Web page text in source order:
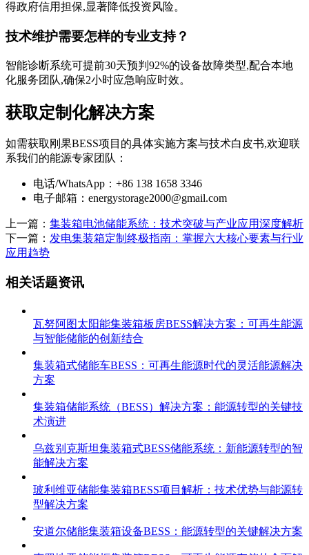
得政府信用担保,显著降低投资风险。
技术维护需要怎样的专业支持？
智能诊断系统可提前30天预判92%的设备故障类型,配合本地
化服务团队,确保2小时应急响应时效。
获取定制化解决方案
如需获取刚果BESS项目的具体实施方案与技术白皮书,欢迎联
系我们的能源专家团队：
电话/WhatsApp：+86 138 1658 3346
电子邮箱： energystorage2000@gmail.com
上一篇： 集装箱电池储能系统：技术突破与产业应用深度解析
下一篇： 发电集装箱定制终极指南：掌握六大核心要素与行业
应用趋势
相关话题资讯
瓦努阿图太阳能集装箱板房BESS解决方案：可再生能源
与智能储能的创新结合
集装箱式储能车BESS：可再生能源时代的灵活能源解决
方案
集装箱储能系统（BESS）解决方案：能源转型的关键技
术演进
乌兹别克斯坦集装箱式BESS储能系统：新能源转型的智
能解决方案
玻利维亚储能集装箱BESS项目解析：技术优势与能源转